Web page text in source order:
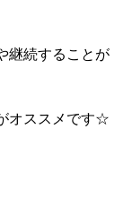
継続することが
オススメです☆